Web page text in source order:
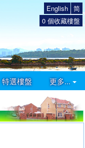
简
English
0 個收藏樓盤
特選樓盤 更多...